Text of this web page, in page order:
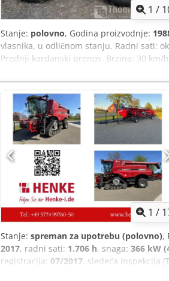
1 /
Stanje: polovno, Godina proizvodnje:
vlasnika, u odličnom stanju. Radni sati:
Prednji kardanski prenos. Brzina: 30 km/
1 /
Stanje: spreman za upotrebu (polovno),
2017, radni sati: 1.706 h, snaga: 366 kW
registracija: 07/2017, sledeća inspekcija